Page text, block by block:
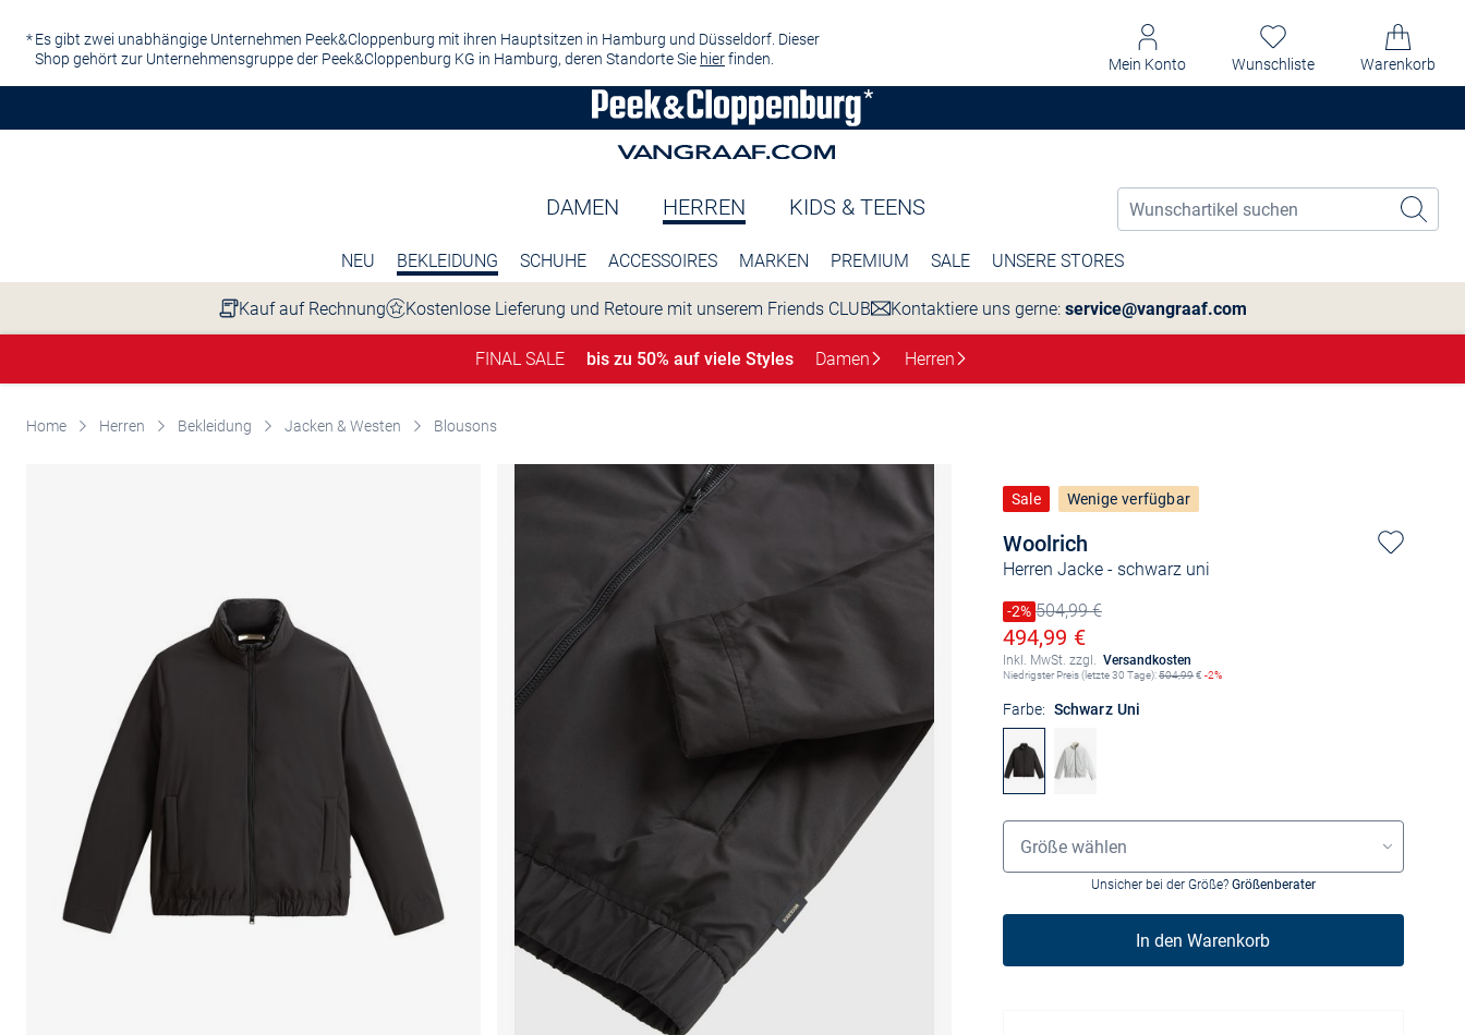
Es gibt zwei unabhängige Unternehmen Peek&Cloppenburg mit ihren Hauptsitzen in Hamburg und Düsseldorf. Dieser
Shop gehört zur Unternehmensgruppe der Peek&Cloppenburg KG in Hamburg, deren Standorte Sie hierfinden. Mein Konto Wunschliste Warenkorb
DAMEN HERREN KIDS & TEENS
NEU BEKLEIDUNG SCHUHE ACCESSOIRES MARKEN PREMIUM SALE UNSERE STORES
Kauf auf Rechnung Kostenlose Lieferung und Retoure mit unserem Friends CLUB Kontaktiere uns gerne: service@vangraaf.com
FINAL SALE bis zu 50% auf viele Styles Damen Herren
Home Herren Bekleidung Jacken & Westen Blousons
Woolrich
Herren Jacke- schwarz uni
Sale Wenige verfügbar
Preis reduziert um
-2%
Alter Preis504,99 €
Ermäßigter Preis
494,99 €
Inkl. MwSt. zzgl. Versandkosten
Niedrigster Preis (letzte 30 Tage):504,99€ -2%
Farbe: Schwarz Uni
Grössenauswahl
Größe wählen
Unsicher bei der Größe? Größenberater
In den Warenkorb